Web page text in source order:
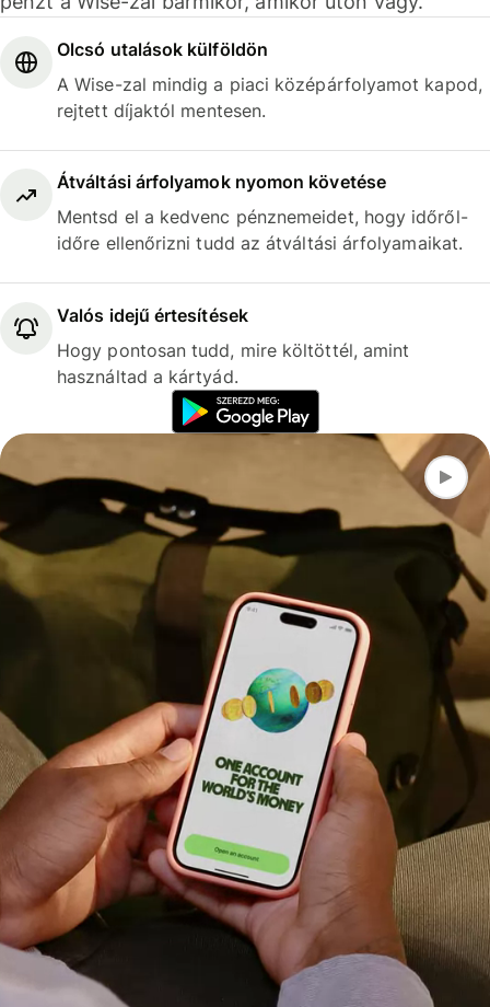
Olcsó utalások külföldön
A Wise-zal mindig a piaci középárfolyamot kapod,
rejtett díjaktól mentesen.
Átváltási árfolyamok nyomon követése
Mentsd el a kedvenc pénznemeidet, hogy időről-
időre ellenőrizni tudd az átváltási árfolyamaikat.
Valós idejű értesítések
Hogy pontosan tudd, mire költöttél, amint
használtad a kártyád.